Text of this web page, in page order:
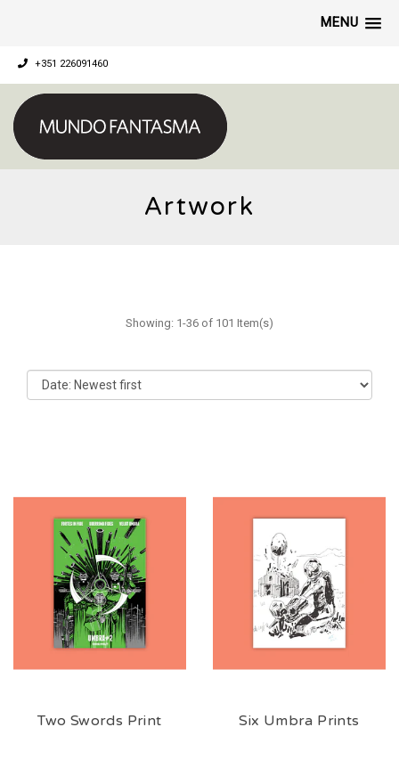
MENU
+351 226091460
Artwork
Showing: 1-36 of 101 Item(s)
Two Swords Print Six Umbra Prints